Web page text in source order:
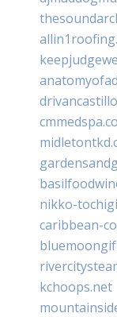
nikko-
caribbean-
kchoops.net